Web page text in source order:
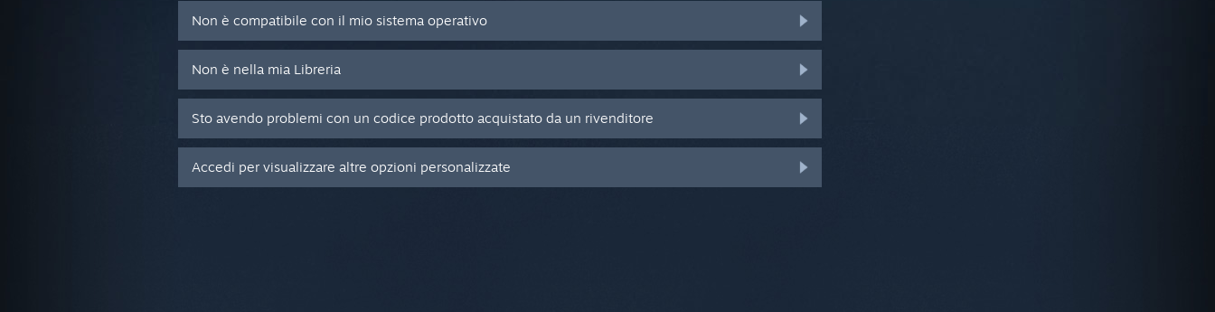
Non è compatibile con il mio sistema operativo
Non è nella mia Libreria
Sto avendo problemi con un codice prodotto acquistato da un rivenditore
Accedi per visualizzare altre opzioni personalizzate